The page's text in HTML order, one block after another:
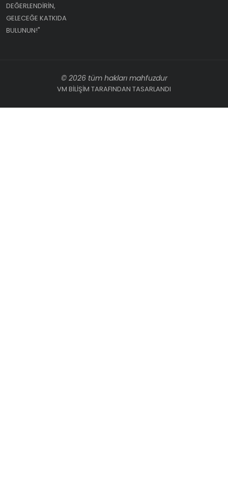
DEĞERLENDIRIN,
GELECEĞE KATKIDA
BULUNUN!"
© 2026 tüm hakları mahfuzdur
VM BİLİŞİM TARAFINDAN TASARLANDI